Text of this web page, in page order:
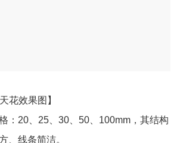
花效果图】
：20、25、30、50、100mm，其结构
、线条简洁。